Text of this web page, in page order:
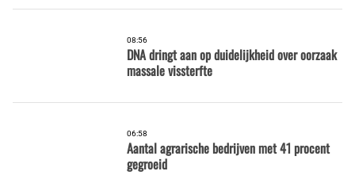
08:56
DNA dringt aan op duidelijkheid over oorzaak
massale vissterfte
06:58
Aantal agrarische bedrijven met 41 procent
gegroeid